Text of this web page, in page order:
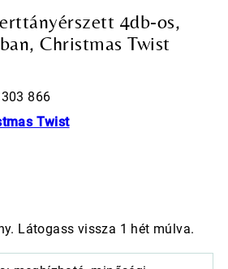
4db-os,
Christmas Twist
866
Twist
Látogass vissza 1 hét múlva.